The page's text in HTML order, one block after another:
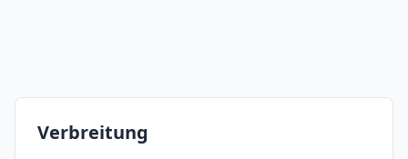
Verbreitung